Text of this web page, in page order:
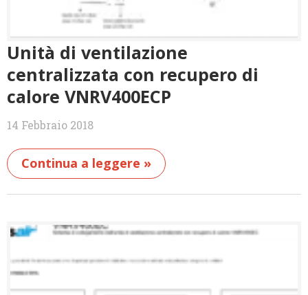
Unità di ventilazione
centralizzata con recupero di
calore VNRV400ECP
14 Febbraio 2018
Continua a leggere »